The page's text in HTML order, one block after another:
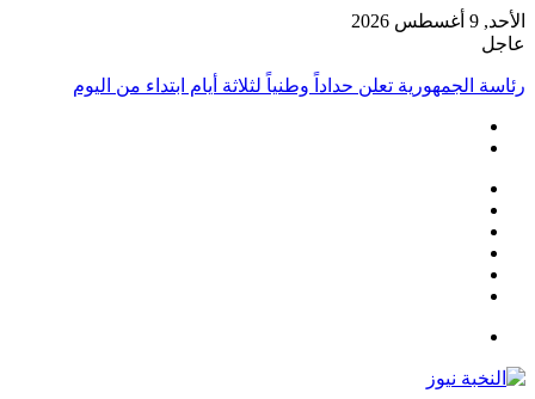
الأحد, 9 أغسطس 2026
عاجل
رئاسة الجمهورية تعلن حداداً وطنياً لثلاثة أيام ابتداء من اليوم